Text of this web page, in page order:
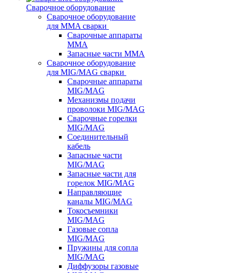
Сварочное оборудование
Сварочное оборудование
для MMA сварки
Сварочные аппараты
MMA
Запасные части MMA
Сварочное оборудование
для MIG/MAG сварки
Сварочные аппараты
MIG/MAG
Механизмы подачи
проволоки MIG/MAG
Сварочные горелки
MIG/MAG
Соединительный
кабель
Запасные части
MIG/MAG
Запасные части для
горелок MIG/MAG
Направляющие
каналы MIG/MAG
Токосъемники
MIG/MAG
Газовые сопла
MIG/MAG
Пружины для сопла
MIG/MAG
Диффузоры газовые